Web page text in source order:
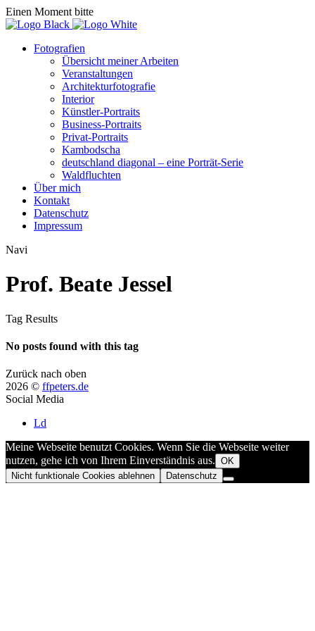
Einen Moment bitte
Fotografien
Übersicht meiner Arbeiten
Veranstaltungen
Architekturfotografie
Interior
Künstler-Portraits
Business-Portraits
Privat-Portraits
Kambodscha
deutschland diagonal – eine Porträt-Serie
Waldfluchten
Über mich
Kontakt
Datenschutz
Impressum
Navi
Prof. Beate Jessel
Tag Results
No posts found with this tag
Zurück nach oben
2026 © ffpeters.de
Social Media
Ld
Meine Webseite benutzt Cookies. Wenn Sie die Webseite weiter
nutzen, gehe ich von Ihrem Einverständnis aus. OK
Nicht funktionale Cookies ablehnen
Datenschutz